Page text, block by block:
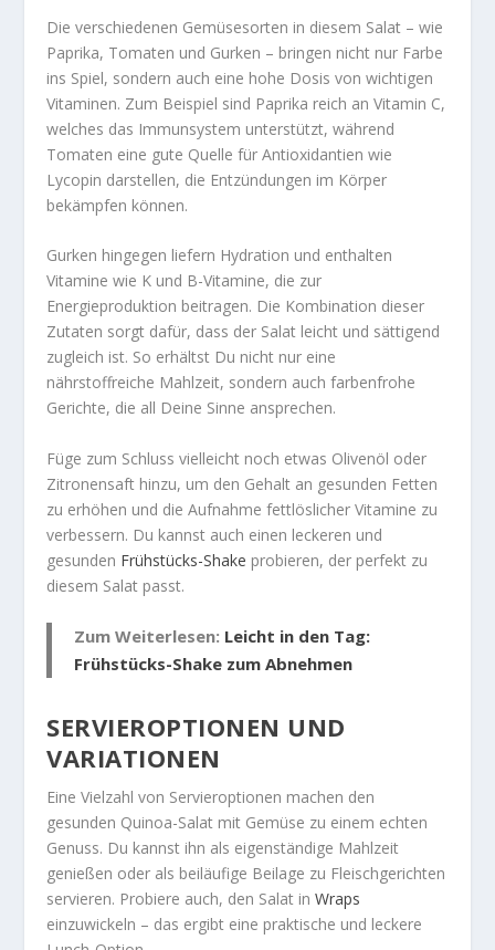
Die verschiedenen Gemüsesorten in diesem Salat – wie
Paprika, Tomaten und Gurken – bringen nicht nur Farbe
ins Spiel, sondern auch eine hohe Dosis von wichtigen
Vitaminen. Zum Beispiel sind Paprika reich an Vitamin C,
welches das Immunsystem unterstützt, während
Tomaten eine gute Quelle für Antioxidantien wie
Lycopin darstellen, die Entzündungen im Körper
bekämpfen können.
Gurken hingegen liefern Hydration und enthalten
Vitamine wie K und B-Vitamine, die zur
Energieproduktion beitragen. Die Kombination dieser
Zutaten sorgt dafür, dass der Salat leicht und sättigend
zugleich ist. So erhältst Du nicht nur eine
nährstoffreiche Mahlzeit, sondern auch farbenfrohe
Gerichte, die all Deine Sinne ansprechen.
Füge zum Schluss vielleicht noch etwas Olivenöl oder
Zitronensaft hinzu, um den Gehalt an gesunden Fetten
zu erhöhen und die Aufnahme fettlöslicher Vitamine zu
verbessern. Du kannst auch einen leckeren und
gesunden Frühstücks-Shake probieren, der perfekt zu
diesem Salat passt.
Zum Weiterlesen: Leicht in den Tag:
Frühstücks-Shake zum Abnehmen
SERVIEROPTIONEN UND
VARIATIONEN
Eine Vielzahl von Servieroptionen machen den
gesunden Quinoa-Salat mit Gemüse zu einem echten
Genuss. Du kannst ihn als eigenständige Mahlzeit
genießen oder als beiläufige Beilage zu Fleischgerichten
servieren. Probiere auch, den Salat inWraps
einzuwickeln – das ergibt eine praktische und leckere